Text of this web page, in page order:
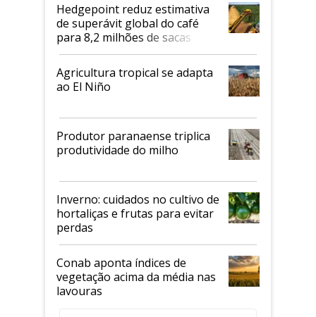
Hedgepoint reduz estimativa
de superávit global do café
para 8,2 milhões de sacas
Agricultura tropical se adapta
ao El Niño
Produtor paranaense triplica
produtividade do milho
Inverno: cuidados no cultivo de
hortaliças e frutas para evitar
perdas
Conab aponta índices de
vegetação acima da média nas
lavouras